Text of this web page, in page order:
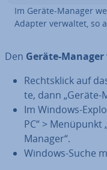
Im Geräte-Manager
Adapter verwaltet, so
Den Geräte-Manager
Rechts­klick auf
te, dann „Geräte-
Im Windows-
PC“ > Menüpunkt
Manager“.
Windows-Suche